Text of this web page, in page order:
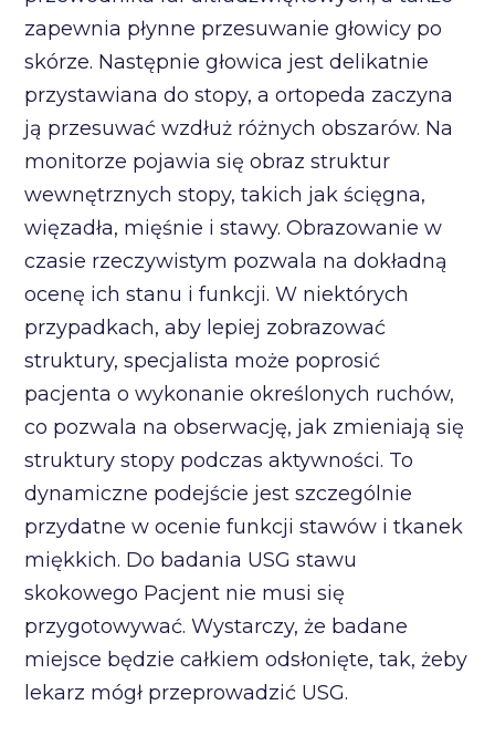
zapewnia płynne przesuwanie głowicy po
skórze. Następnie głowica jest delikatnie
przystawiana do stopy, a ortopeda zaczyna
ją przesuwać wzdłuż różnych obszarów. Na
monitorze pojawia się obraz struktur
wewnętrznych stopy, takich jak ścięgna,
więzadła, mięśnie i stawy. Obrazowanie w
czasie rzeczywistym pozwala na dokładną
ocenę ich stanu i funkcji. W niektórych
przypadkach, aby lepiej zobrazować
struktury, specjalista może poprosić
pacjenta o wykonanie określonych ruchów,
co pozwala na obserwację, jak zmieniają się
struktury stopy podczas aktywności. To
dynamiczne podejście jest szczególnie
przydatne w ocenie funkcji stawów i tkanek
miękkich. Do badania USG stawu
skokowego Pacjent nie musi się
przygotowywać. Wystarczy, że badane
miejsce będzie całkiem odsłonięte, tak, żeby
lekarz mógł przeprowadzić USG.